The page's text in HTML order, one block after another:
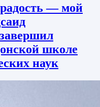
радость — мой
школе
наук